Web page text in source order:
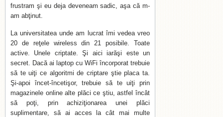
frustram şi eu deja deveneam sadic, aşa că m-
am abţinut.
La universitatea unde am lucrat îmi vedea vreo
20 de reţele wireless din 21 posibile. Toate
active. Unele criptate. Şi aici iarăşi este un
secret. Dacă ai laptop cu WiFi încorporat trebuie
să te uiţi ce algoritmi de criptare ştie placa ta.
Şi-apoi încet-încetişor, trebuie să te uiţi prin
magazinele online alte plăci ce ştiu, astfel încât
să poţi, prin achiziţionarea unei plăci
suplimentare, să ai acces la cât mai multe